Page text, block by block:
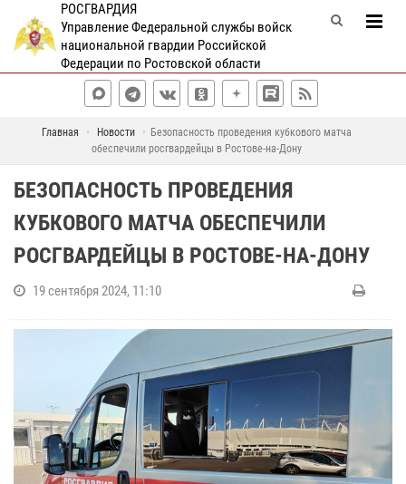
РОСГВАРДИЯ
Управление Федеральной службы войск
национальной гвардии Российской
Федерации по Ростовской области
Главная Новости
Безопасность проведения кубкового матча
обеспечили росгвардейцы в Ростове-на-Дону
БЕЗОПАСНОСТЬ ПРОВЕДЕНИЯ
КУБКОВОГО МАТЧА ОБЕСПЕЧИЛИ
РОСГВАРДЕЙЦЫ В РОСТОВЕ-НА-ДОНУ
19 сентября 2024, 11:10